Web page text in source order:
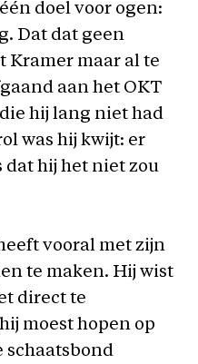
doel voor ogen:
Dat dat geen
Kramer maar al te
aan het OKT
hij lang niet had
was hij kwijt: er
dat hij het niet zou
vooral met zijn
te maken. Hij wist
direct te
moest hopen op
schaatsbond